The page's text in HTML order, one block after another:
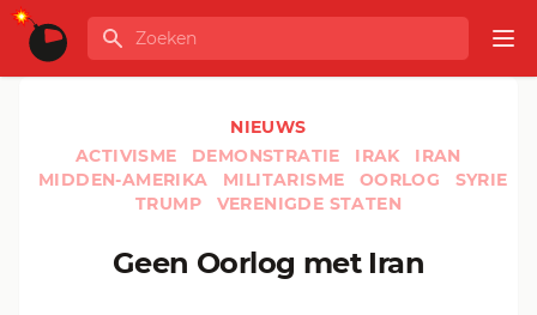
Ga naar de inhoud
GLOBALINFO
Zoeken
NIEUWS
ACTIVISME
DEMONSTRATIE IRAK
IRAN
MIDDEN-AMERIKA
MILITARISME OORLOG
SYRIE
TRUMP
VERENIGDE STATEN
Geen Oorlog met Iran